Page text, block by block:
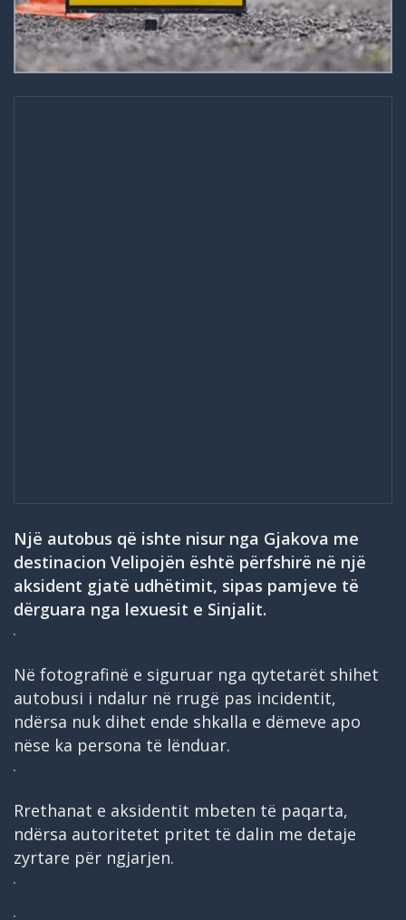
Një autobus që ishte nisur nga Gjakova me
destinacion Velipojën është përfshirë në një
aksident gjatë udhëtimit, sipas pamjeve të
dërguara nga lexuesit e Sinjalit.
Në fotografinë e siguruar nga qytetarët shihet
autobusi i ndalur në rrugë pas incidentit,
ndërsa nuk dihet ende shkalla e dëmeve apo
nëse ka persona të lënduar.
Rrethanat e aksidentit mbeten të paqarta,
ndërsa autoritetet pritet të dalin me detaje
zyrtare për ngjarjen.